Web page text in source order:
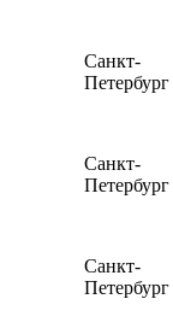
Санкт-
Петербург
Санкт-
Петербург
Санкт-
Петербург